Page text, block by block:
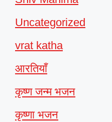
Uncategorized
vrat katha
आरतियाँ
कृष्ण जन्म भजन
कृष्णा भजन